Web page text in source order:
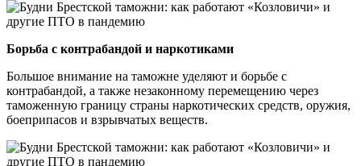
Борьба с контрабандой и наркотиками
Большое внимание на таможне уделяют и борьбе с
контрабандой, а также незаконному перемещению через
таможенную границу страны наркотических средств, оружия,
боеприпасов и взрывчатых веществ.